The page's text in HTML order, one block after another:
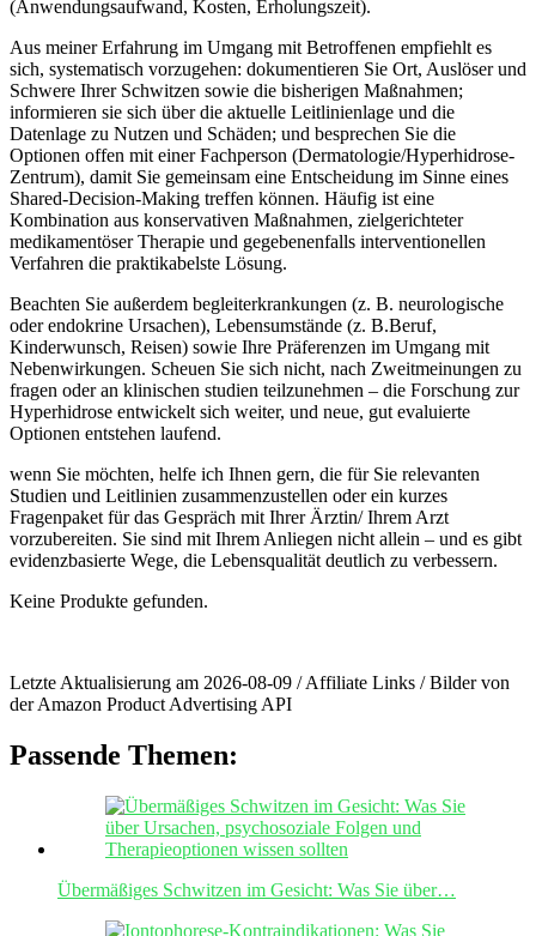
(Anwendungsaufwand, Kosten, Erholungszeit).
Aus meiner ‌Erfahrung im Umgang mit Betroffenen empfiehlt ⁢es
sich, ‍systematisch vorzugehen:‍ dokumentieren Sie Ort, Auslöser und
Schwere Ihrer Schwitzen sowie⁢ die bisherigen Maßnahmen;⁤
informieren sie sich über die aktuelle Leitlinienlage und die
Datenlage⁢ zu Nutzen‍ und Schäden; und ⁢besprechen ⁤Sie ⁣die
Optionen ‍offen⁤ mit einer Fachperson (Dermatologie/Hyperhidrose-
Zentrum), damit Sie gemeinsam eine Entscheidung im Sinne eines
Shared‑Decision‑Making treffen⁣ können. ​Häufig ist eine⁤
Kombination aus konservativen Maßnahmen, zielgerichteter⁤
medikamentöser Therapie und⁤ gegebenenfalls interventionellen
Verfahren ​die praktikabelste Lösung.
Beachten Sie außerdem begleiterkrankungen ​(z. B. neurologische
oder endokrine Ursachen), Lebensumstände (z. B.Beruf,
Kinderwunsch, Reisen) sowie Ihre Präferenzen im Umgang mit
Nebenwirkungen.‍ Scheuen Sie sich nicht, nach Zweitmeinungen zu⁢
fragen oder ⁣an klinischen studien⁢ teilzunehmen – die Forschung zur
Hyperhidrose entwickelt‍ sich weiter, und neue, gut evaluierte
Optionen ‍entstehen laufend.
wenn ⁤Sie möchten, helfe ⁣ich Ihnen gern, die für Sie relevanten
Studien und Leitlinien zusammenzustellen oder ein kurzes
Fragenpaket ‍für das Gespräch mit Ihrer Ärztin/ Ihrem Arzt
vorzubereiten. Sie sind​ mit⁢ Ihrem ⁢Anliegen nicht allein – und es gibt⁣
evidenzbasierte Wege, ‍die Lebensqualität deutlich ⁤zu verbessern.
Keine Produkte gefunden.
Letzte Aktualisierung am 2026-08-09 / Affiliate Links / Bilder von
der Amazon Product Advertising API
Passende Themen:
Übermäßiges Schwitzen im Gesicht: Was Sie über…